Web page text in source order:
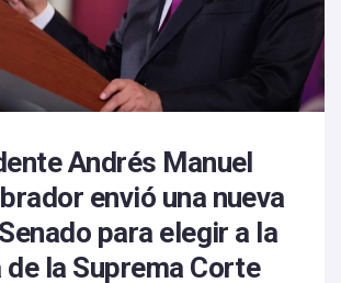
Andrés Manuel
envió una nueva
para elegir a la
la Suprema Corte